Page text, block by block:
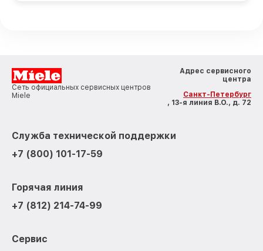
Сеть официальных сервисных центров
Miele
Адрес сервисного
центра
Санкт-Петербург
, 13-я линия В.О., д. 72
Служба технической поддержки
+7 (800) 101-17-59
Горячая линия
+7 (812) 214-74-99
Сервис